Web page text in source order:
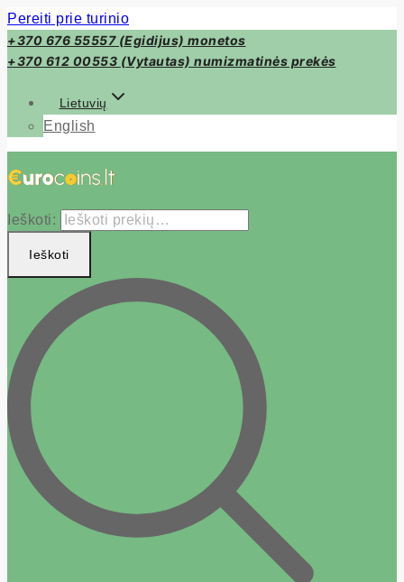
Pereiti prie turinio
+370 676 55557 (Egidijus) monetos
+370 612 00553 (Vytautas) numizmatinės prekės
Lietuvių
English
Ieškoti:
Ieškoti